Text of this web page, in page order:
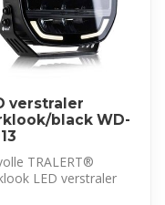
verstraler
black WD-
TRALERT®
LED verstraler